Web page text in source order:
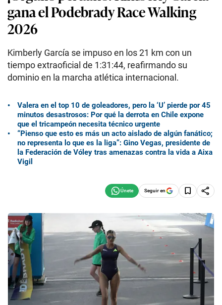
gana el Podebrady Race Walking
2026
Kimberly García se impuso en los 21 km con un
tiempo extraoficial de 1:31:44, reafirmando su
dominio en la marcha atlética internacional.
Valera en el top 10 de goleadores, pero la ‘U’ pierde por 45
minutos desastrosos: Por qué la derrota en Chile expone
que el tricampeón necesita técnico urgente
“Pienso que esto es más un acto aislado de algún fanático;
no representa lo que es la liga”: Gino Vegas, presidente de
la Federación de Vóley tras amenazas contra la vida a Aixa
Vigil
Seguir en